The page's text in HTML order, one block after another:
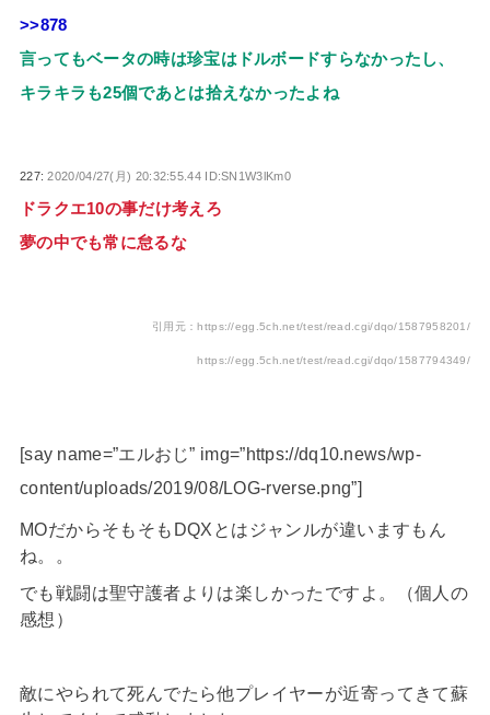
>>878
言ってもベータの時は珍宝はドルボードすらなかったし、
キラキラも25個であとは拾えなかったよね
227:2020/04/27(月) 20:32:55.44 ID:SN1W3lKm0
ドラクエ10の事だけ考えろ
夢の中でも常に怠るな
引用元：https://egg.5ch.net/test/read.cgi/dqo/1587958201/
https://egg.5ch.net/test/read.cgi/dqo/1587794349/
[say name=”エルおじ” img=”https://dq10.news/wp-
content/uploads/2019/08/LOG-rverse.png”]
MOだからそもそもDQXとはジャンルが違いますもん
ね。。
でも戦闘は聖守護者よりは楽しかったですよ。（個人の
感想）
敵にやられて死んでたら他プレイヤーが近寄ってきて蘇